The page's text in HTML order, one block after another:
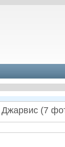
Джарвис (7